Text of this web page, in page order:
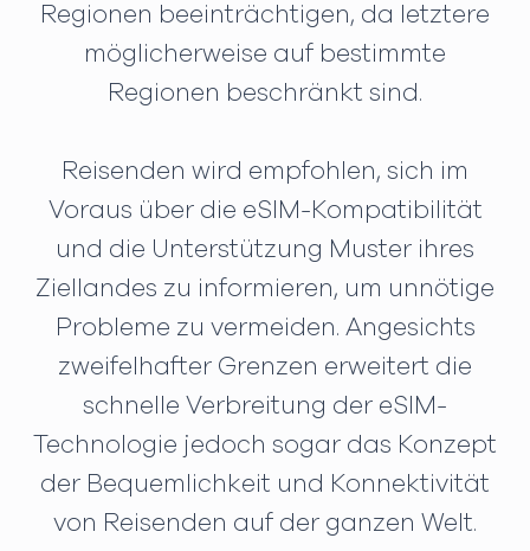
Regionen beeinträchtigen, da letztere
möglicherweise auf bestimmte
Regionen beschränkt sind.
Reisenden wird empfohlen, sich im
Voraus über die eSIM-Kompatibilität
und die Unterstützung Muster ihres
Ziellandes zu informieren, um unnötige
Probleme zu vermeiden. Angesichts
zweifelhafter Grenzen erweitert die
schnelle Verbreitung der eSIM-
Technologie jedoch sogar das Konzept
der Bequemlichkeit und Konnektivität
von Reisenden auf der ganzen Welt.